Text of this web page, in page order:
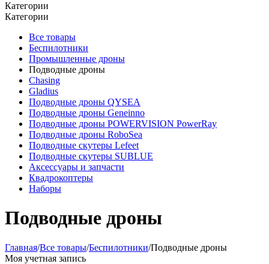
Категории
Категории
Все товары
Беспилотники
Промышленные дроны
Подводные дроны
Chasing
Gladius
Подводные дроны QYSEA
Подводные дроны Geneinno
Подводные дроны POWERVISION PowerRay
Подводные дроны RoboSea
Подводные скутеры Lefeet
Подводные скутеры SUBLUE
Аксессуары и запчасти
Квадрокоптеры
Наборы
Подводные дроны
Главная/Все товары/Беспилотники/Подводные дроны
Моя учетная запись